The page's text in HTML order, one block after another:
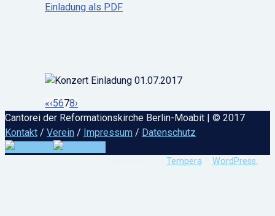
Einladung als PDF
«‹5678›
Cantorei der Reformationskirche Berlin-Moabit | © 2017
Kontakt / Verein / Impressum / Datenschutz
Tempera WordPress.